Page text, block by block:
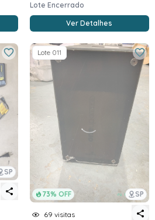
Lote Encerrado
Ver Detalhes
SP
73% OFF SP
Lote 011
69 visitas